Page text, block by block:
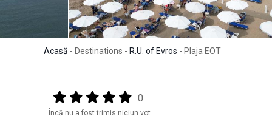
Acasă - Destinations - R.U. of Evros - Plaja EOT
Output format
(star)(star)(star)(star)(star)
0
Încă nu a fost trimis niciun vot.